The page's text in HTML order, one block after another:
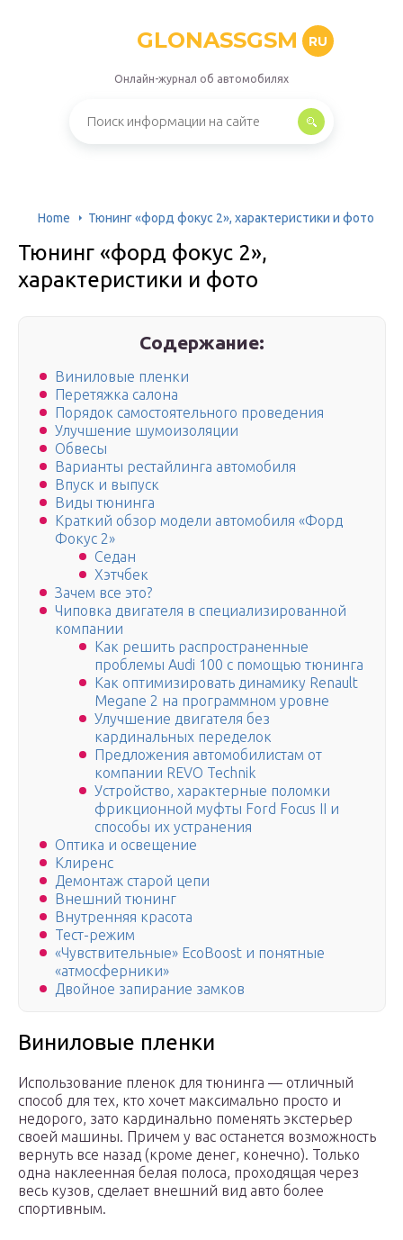
GLONASSGSM RU
Онлайн-журнал об автомобилях
Home Тюнинг «форд фокус 2», характеристики и фото
Тюнинг «форд фокус 2»,
характеристики и фото
Содержание:
Виниловые пленки
Перетяжка салона
Порядок самостоятельного проведения
Улучшение шумоизоляции
Обвесы
Варианты рестайлинга автомобиля
Впуск и выпуск
Виды тюнинга
Краткий обзор модели автомобиля «Форд
Фокус 2»
Седан
Хэтчбек
Зачем все это?
Чиповка двигателя в специализированной
компании
Как решить распространенные
проблемы Audi 100 с помощью тюнинга
Как оптимизировать динамику Renault
Megane 2 на программном уровне
Улучшение двигателя без
кардинальных переделок
Предложения автомобилистам от
компании REVO Technik
Устройство, характерные поломки
фрикционной муфты Ford Focus II и
способы их устранения
Оптика и освещение
Клиренс
Демонтаж старой цепи
Внешний тюнинг
Внутренняя красота
Тест-режим
«Чувствительные» EcoBoost и понятные
«атмосферники»
Двойное запирание замков
Виниловые пленки
Использование пленок для тюнинга — отличный
способ для тех, кто хочет максимально просто и
недорого, зато кардинально поменять экстерьер
своей машины. Причем у вас останется возможность
вернуть все назад (кроме денег, конечно). Только
одна наклеенная белая полоса, проходящая через
весь кузов, сделает внешний вид авто более
спортивным.